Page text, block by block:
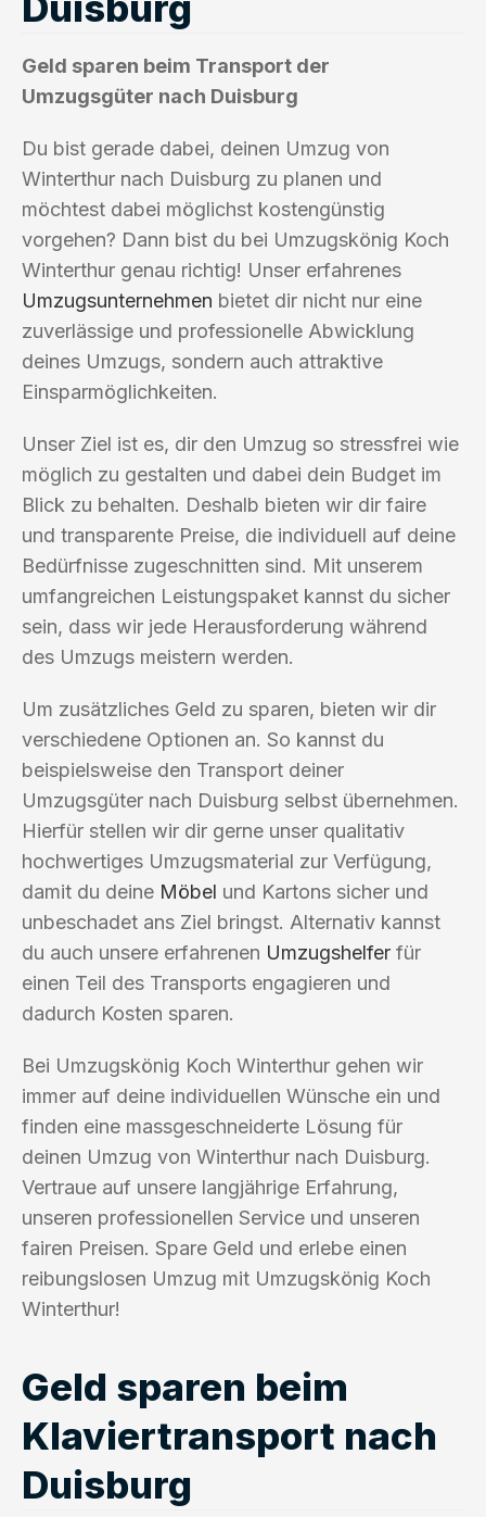
Geld sparen beim Transport der
Umzugsgüter nach Duisburg
Du bist gerade dabei, deinen Umzug von
Winterthur nach Duisburg zu planen und
möchtest dabei möglichst kostengünstig
vorgehen? Dann bist du bei Umzugskönig Koch
Winterthur genau richtig! Unser erfahrenes
Umzugsunternehmen bietet dir nicht nur eine
zuverlässige und professionelle Abwicklung
deines Umzugs, sondern auch attraktive
Einsparmöglichkeiten.
Unser Ziel ist es, dir den Umzug so stressfrei wie
möglich zu gestalten und dabei dein Budget im
Blick zu behalten. Deshalb bieten wir dir faire
und transparente Preise, die individuell auf deine
Bedürfnisse zugeschnitten sind. Mit unserem
umfangreichen Leistungspaket kannst du sicher
sein, dass wir jede Herausforderung während
des Umzugs meistern werden.
Um zusätzliches Geld zu sparen, bieten wir dir
verschiedene Optionen an. So kannst du
beispielsweise den Transport deiner
Umzugsgüter nach Duisburg selbst übernehmen.
Hierfür stellen wir dir gerne unser qualitativ
hochwertiges Umzugsmaterial zur Verfügung,
damit du deine Möbel und Kartons sicher und
unbeschadet ans Ziel bringst. Alternativ kannst
du auch unsere erfahrenen Umzugshelfer für
einen Teil des Transports engagieren und
dadurch Kosten sparen.
Bei Umzugskönig Koch Winterthur gehen wir
immer auf deine individuellen Wünsche ein und
finden eine massgeschneiderte Lösung für
deinen Umzug von Winterthur nach Duisburg.
Vertraue auf unsere langjährige Erfahrung,
unseren professionellen Service und unseren
fairen Preisen. Spare Geld und erlebe einen
reibungslosen Umzug mit Umzugskönig Koch
Winterthur!
Geld sparen beim
Klaviertransport nach
Duisburg